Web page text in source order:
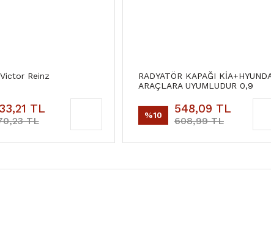
Victor Reinz
TL
TL
RADYATÖR KAPAĞI
ARAÇLARA UYUMLUDUR 0,9
%10 548,09 TL
608,99 TL